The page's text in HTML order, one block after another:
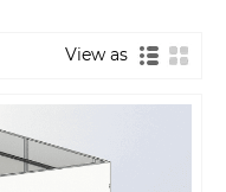
View as